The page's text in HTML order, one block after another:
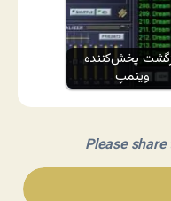
پخش‌کننده
وینمپ
Please